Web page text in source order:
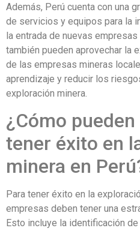
Además, Perú cuenta con una
de servicios y equipos para la
la entrada de nuevas
también pueden aprovechar la
de las empresas mineras
aprendizaje y reducir los
exploración minera.
¿Cómo
tener éxito en
minera en
Para tener éxito en la
empresas deben tener una
Esto incluye la identificación